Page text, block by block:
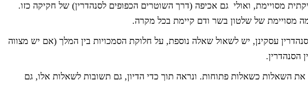
מסויימת, ואולי גם אכיפה (דרך השוטרים הכפופים לסנהדרין) של חקיקה כזו.
מסויימת של שלטון בשר ודם קיימת בכל מקרה.
עסקינן, יש לשאול שאלה נוספת, על חלוקת הסמכויות בין המלך (אם יש מצווה
הסנהדרין.
את השאלות כשאלות פתוחות. ונראה תוך כדי הדיון, גם תשובות לשאלות אלו, גם